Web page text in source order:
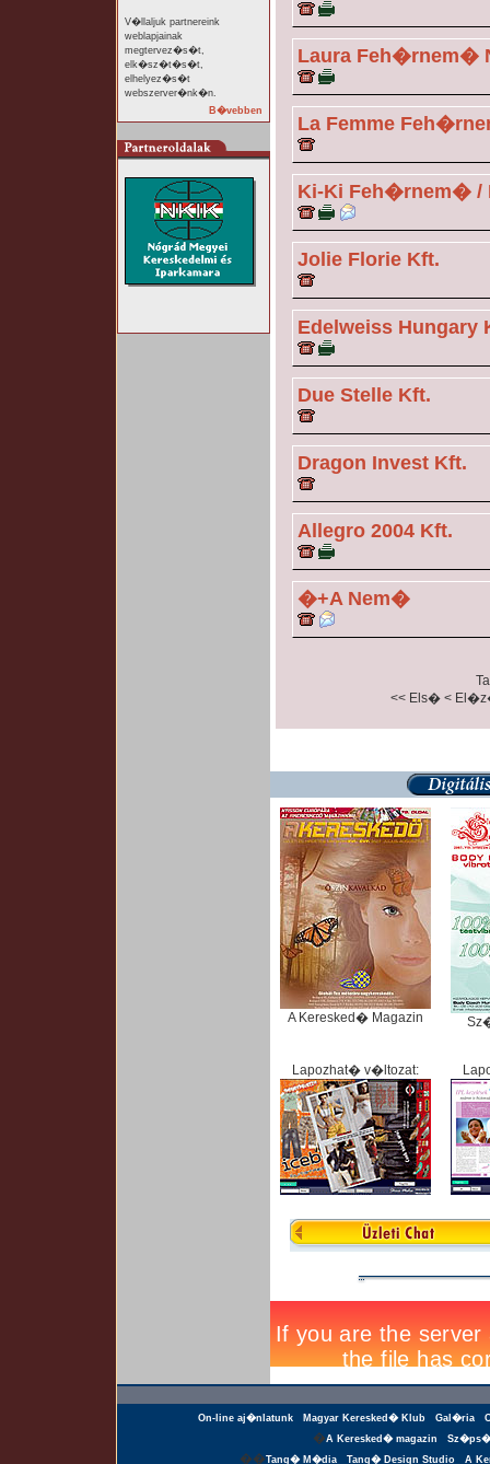
V�llaljuk partnereink
weblapjainak
megtervez�s�t,
elk�sz�t�s�t,
elhelyez�s�t
webszerver�nk�n.
B�vebben
Laura Feh�rnem�
La Femme
Ki-Ki Feh�rnem� /
Jolie Florie Kft.
Edelweiss Hungary
Due Stelle Kft.
Dragon Invest Kft.
Allegro 2004 Kft.
�+A Nem�
<< Els� <
A Keresked� Magazin
Lapozhat� v�ltozat:
On-line aj�nlatunk Magyar Keresked� Klub Gal�ria
�A Keresked� magazin
��Tang� M�dia Tang� Design Studio A